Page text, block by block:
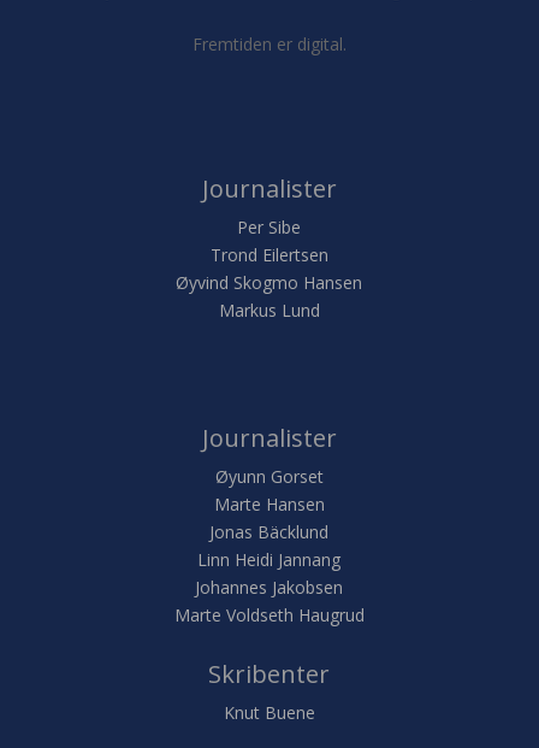
Fremtiden er digital.
Journalister
Per Sibe
Trond Eilertsen
Øyvind Skogmo Hansen
Markus Lund
Journalister
Øyunn Gorset
Marte Hansen
Jonas Bäcklund
Linn Heidi Jannang
Johannes Jakobsen
Marte Voldseth Haugrud
Skribenter
Knut Buene